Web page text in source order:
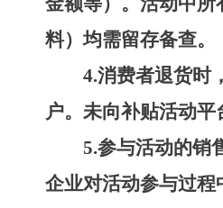
料）均需留存备查。
4.消费者退货时
户。未向补贴活动
5.参与活动的销
企业对活动参与过